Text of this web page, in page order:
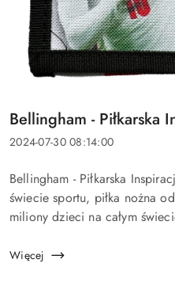
Tytuł
artykułu:
Bellingham - Piłkarska
Data
2024-07-30 08:14:00
Treść
artykułu:
Bellingham - Piłkarska
świecie sportu, piłka nożna
miliony dzieci na całym
młodych piłkarzy je...
Więcej